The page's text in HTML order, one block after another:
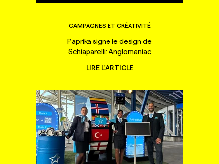
CAMPAGNES ET CRÉATIVITÉ
Paprika signe le design de
Schiaparelli: Anglomaniac
LIRE L'ARTICLE